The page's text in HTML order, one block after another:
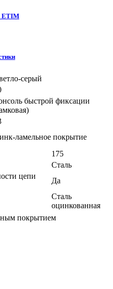
ETIM
серый
быстрой фиксации
ламельное покрытие
175
Сталь
цепи
Да
Сталь
оцинкованная
покрытием